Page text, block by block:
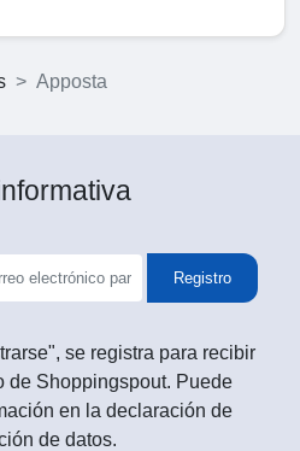
Apposta
Registro
se registra para recibir
de Shoppingspout. Puede
en la declaración de
de datos.